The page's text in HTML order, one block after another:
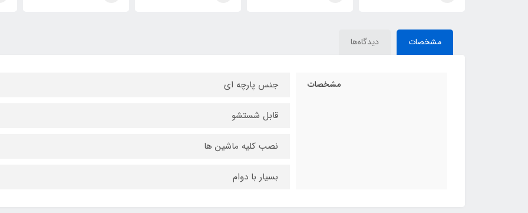
مشخصات دیدگاه‌ها
مشخصات جنس پارچه ای
قابل شستشو
نصب کلیه ماشین ها
بسیار با دوام